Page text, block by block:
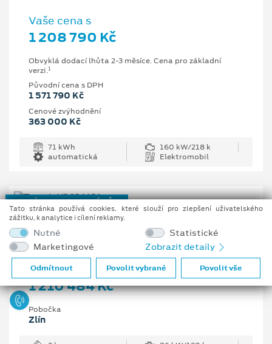
Vaše cena s
1 208 790 Kč
Obvyklá dodací lhůta 2-3 měsíce. Cena pro základní
verzi.1
Původní cena s DPH
1 571 790 Kč
Cenové zvýhodnění
363 000 Kč
71 kWh
160 kW/218 k
automatická
Elektromobil
NOVÝ REGISTROVANÝ VŮZ
Ford Transit Trend 350 L3
Van, 2 EcoBlue 96 kW/130 k, 6st. manuální
Vaše cena s DPH
1 210 484 Kč
Pobočka
Zlín
Tato stránka používá cookies, které slouží pro zlepšení uživatelského
zážitku, k analytice i cílení reklamy.
Nutné
Statistické
Marketingové
Zobrazit detaily
Odmítnout Povolit vybrané Povolit vše